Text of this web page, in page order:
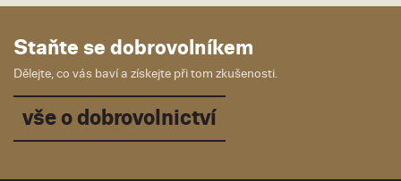
Staňte se dobrovolníkem
Dělejte, co vás baví a získejte při tom zkušenosti.
vše o dobrovolnictví